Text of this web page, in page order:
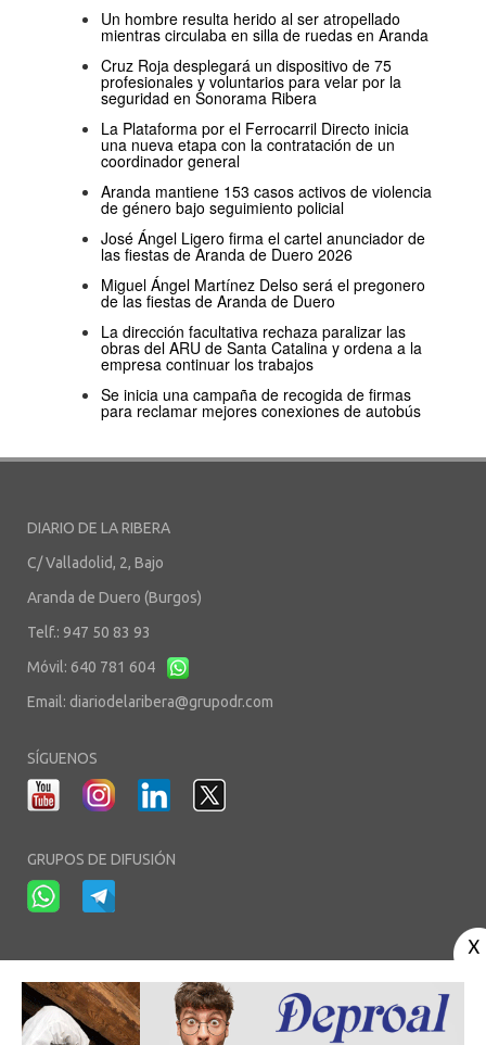
Un hombre resulta herido al ser atropellado
mientras circulaba en silla de ruedas en Aranda
Cruz Roja desplegará un dispositivo de 75
profesionales y voluntarios para velar por la
seguridad en Sonorama Ribera
La Plataforma por el Ferrocarril Directo inicia
una nueva etapa con la contratación de un
coordinador general
Aranda mantiene 153 casos activos de violencia
de género bajo seguimiento policial
José Ángel Ligero firma el cartel anunciador de
las fiestas de Aranda de Duero 2026
Miguel Ángel Martínez Delso será el pregonero
de las fiestas de Aranda de Duero
La dirección facultativa rechaza paralizar las
obras del ARU de Santa Catalina y ordena a la
empresa continuar los trabajos
Se inicia una campaña de recogida de firmas
para reclamar mejores conexiones de autobús
DIARIO DE LA RIBERA
C/ Valladolid, 2, Bajo
Aranda de Duero (Burgos)
Telf.: 947 50 83 93
Móvil: 640 781 604
Email: diariodelaribera@grupodr.com
SÍGUENOS
GRUPOS DE DIFUSIÓN